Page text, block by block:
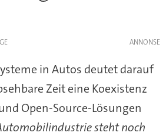
in Autos deutet darauf
Zeit eine Koexistenz
Open-Source-Lösungen
steht noch